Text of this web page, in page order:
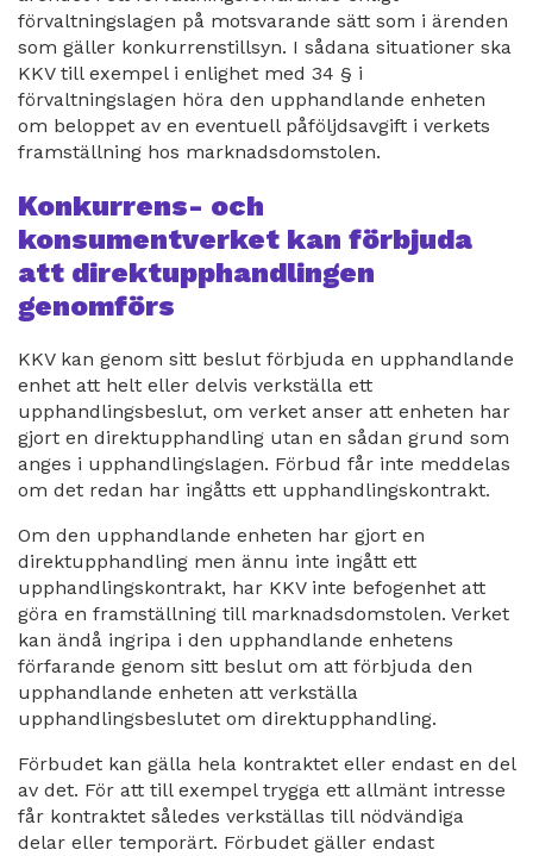
förvaltningslagen på motsvarande sätt som i ärenden
som gäller konkurrenstillsyn. I sådana situationer ska
KKV till exempel i enlighet med 34 § i
förvaltningslagen höra den upphandlande enheten
om beloppet av en eventuell påföljdsavgift i verkets
framställning hos marknadsdomstolen.
Konkurrens- och
konsumentverket kan förbjuda
att direktupphandlingen
genomförs
KKV kan genom sitt beslut förbjuda en upphandlande
enhet att helt eller delvis verkställa ett
upphandlingsbeslut, om verket anser att enheten har
gjort en direktupphandling utan en sådan grund som
anges i upphandlingslagen. Förbud får inte meddelas
om det redan har ingåtts ett upphandlingskontrakt.
Om den upphandlande enheten har gjort en
direktupphandling men ännu inte ingått ett
upphandlingskontrakt, har KKV inte befogenhet att
göra en framställning till marknadsdomstolen. Verket
kan ändå ingripa i den upphandlande enhetens
förfarande genom sitt beslut om att förbjuda den
upphandlande enheten att verkställa
upphandlingsbeslutet om direktupphandling.
Förbudet kan gälla hela kontraktet eller endast en del
av det. För att till exempel trygga ett allmänt intresse
får kontraktet således verkställas till nödvändiga
delar eller temporärt. Förbudet gäller endast